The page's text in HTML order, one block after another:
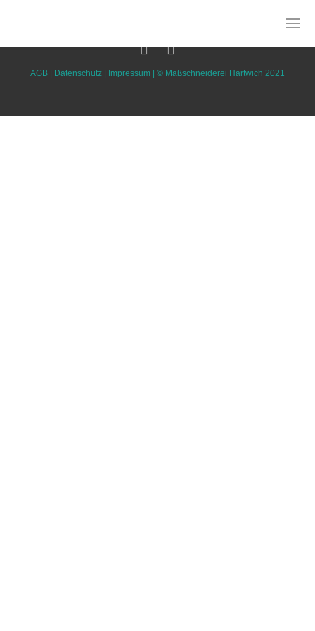
AGB Datenschutz Impressum | © Maßschneiderei Hartwich 2021